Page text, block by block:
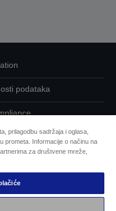
podataka
podataka
prilagodbu sadržaja i oglasa,
prometa. Informacije o načinu na
za društvene mreže,